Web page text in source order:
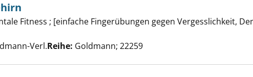
für das Gehirn anzeigen
Fitness ; [einfache Fingerübungen gegen Vergesslichkeit,
Verl.Reihe: Goldmann; 22259